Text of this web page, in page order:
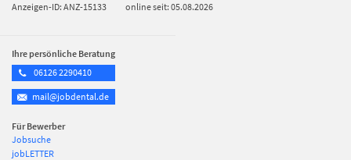
Anzeigen-ID: ANZ-15133
online seit: 05.08.2026
Ihre persönliche Beratung
06126 2290410
mail@jobdental.de
Für Bewerber
Jobsuche
jobLETTER